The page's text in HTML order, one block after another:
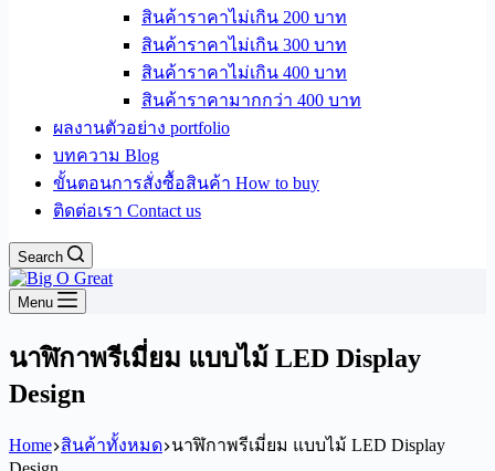
สินค้าราคาไม่เกิน 200 บาท
สินค้าราคาไม่เกิน 300 บาท
สินค้าราคาไม่เกิน 400 บาท
สินค้าราคามากกว่า 400 บาท
ผลงานตัวอย่าง portfolio
บทความ Blog
ขั้นตอนการสั่งซื้อสินค้า How to buy
ติดต่อเรา Contact us
Search
Menu
นาฬิกาพรีเมี่ยม แบบไม้ LED Display
Design
Home สินค้าทั้งหมด นาฬิกาพรีเมี่ยม แบบไม้ LED Display